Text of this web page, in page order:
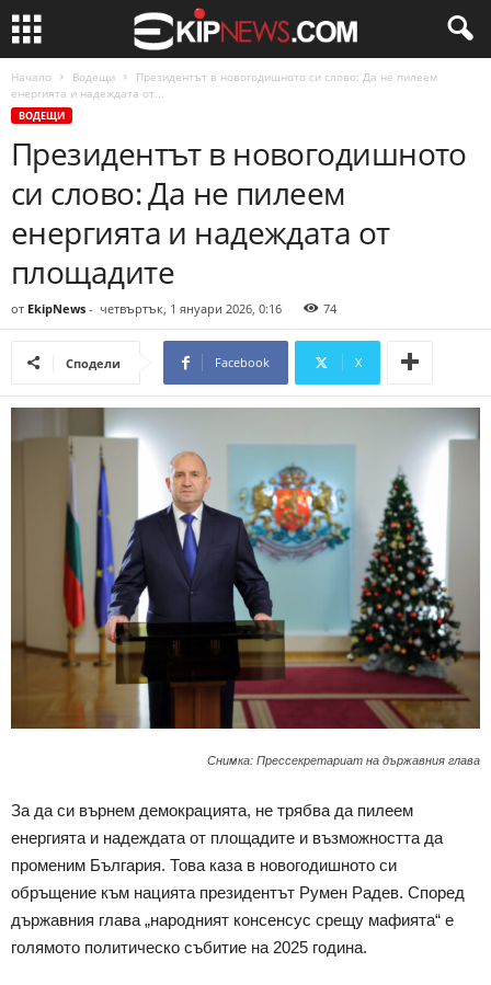
Начало Водещи
Президентът в новогодишното си слово: Да не пилеем
енергията и надеждата от...
ВОДЕЩИ
Президентът в новогодишното
си слово: Да не пилеем
енергията и надеждата от
площадите
от EkipNews - четвъртък, 1 януари 2026, 0:16 74
Сподели Facebook X
Снимка: Прессекретариат на държавния глава
За да си върнем демокрацията, не трябва да пилеем
енергията и надеждата от площадите и възможността да
променим България. Това каза в новогодишното си
обръщение към нацията президентът Румен Радев. Според
държавния глава „народният консенсус срещу мафията“ е
голямото политическо събитие на 2025 година.